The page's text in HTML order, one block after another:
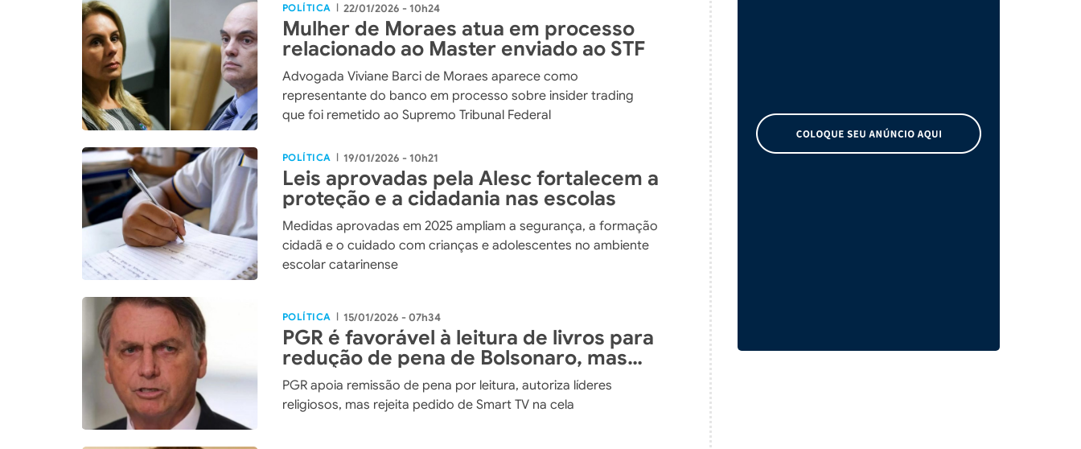
POLÍTICA | 22/01/2026 - 10h24
Mulher de Moraes atua em processo
relacionado ao Master enviado ao STF
Advogada Viviane Barci de Moraes aparece como
representante do banco em processo sobre insider trading
que foi remetido ao Supremo Tribunal Federal
POLÍTICA | 19/01/2026 - 10h21
Leis aprovadas pela Alesc fortalecem a
proteção e a cidadania nas escolas
Medidas aprovadas em 2025 ampliam a segurança, a formação
cidadã e o cuidado com crianças e adolescentes no ambiente
escolar catarinense
POLÍTICA | 15/01/2026 - 07h34
PGR é favorável à leitura de livros para
redução de pena de Bolsonaro, mas
nega Smart TV
PGR apoia remissão de pena por leitura, autoriza líderes
religiosos, mas rejeita pedido de Smart TV na cela